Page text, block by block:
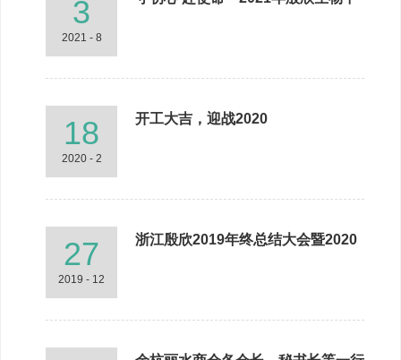
3
2021 - 8
18
2020 - 2
开工大吉，迎战2020
27
2019 - 12
浙江殷欣2019年终总结大会暨2020